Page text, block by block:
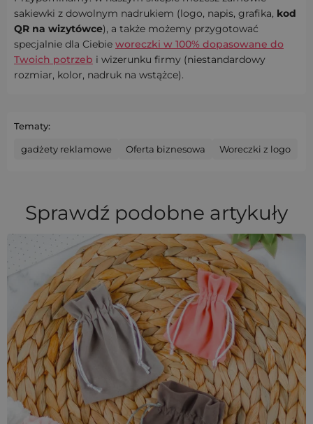
sakiewki z dowolnym nadrukiem (logo, napis, grafika, kod
QR na wizytówce), a także możemy przygotować
specjalnie dla Ciebie woreczki w 100% dopasowane do
Twoich potrzeb i wizerunku firmy (niestandardowy
rozmiar, kolor, nadruk na wstążce).
Tematy:
gadżety reklamowe Oferta biznesowa Woreczki z logo
Sprawdź podobne artykuły